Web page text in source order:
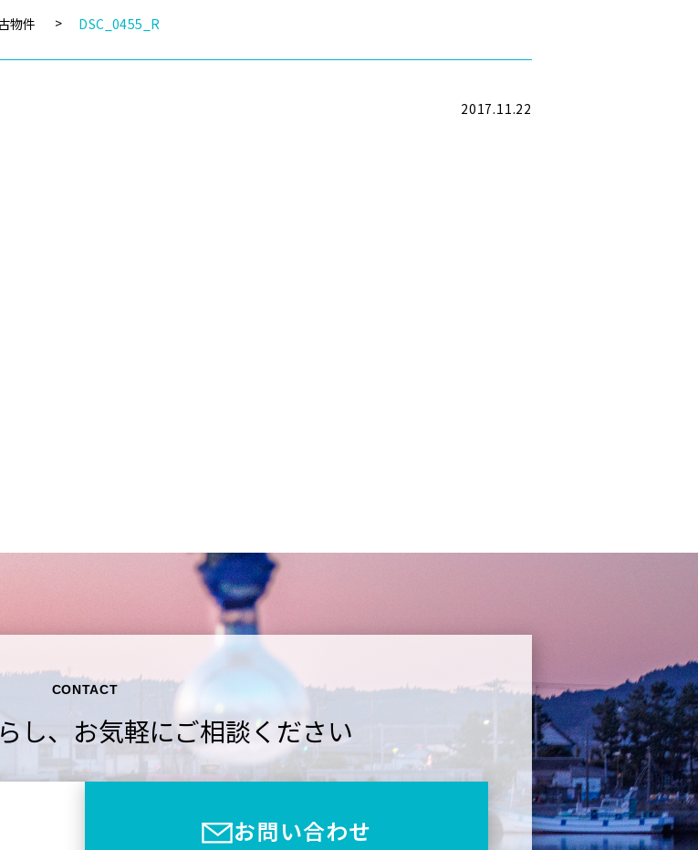
物件 DSC_0455_R
2017.11.22
CONTACT
し、 お気軽にご相談ください
お問い合わせ